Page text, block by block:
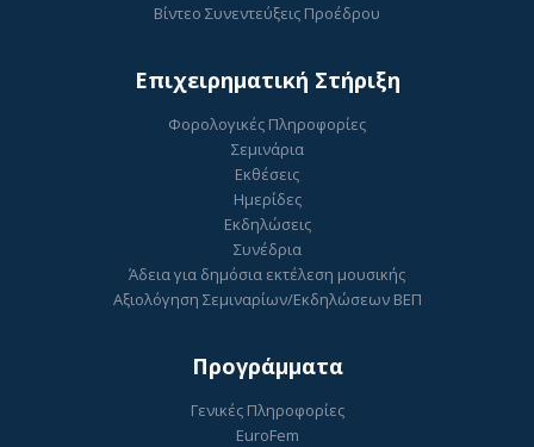
Βίντεο Συνεντεύξεις Προέδρου
Επιχειρηματική Στήριξη
Φορολογικές Πληροφορίες
Σεμινάρια
Εκθέσεις
Ημερίδες
Εκδηλώσεις
Συνέδρια
Άδεια για δημόσια εκτέλεση μουσικής
Αξιολόγηση Σεμιναρίων/Εκδηλώσεων ΒΕΠ
Προγράμματα
Γενικές Πληροφορίες
EuroFem